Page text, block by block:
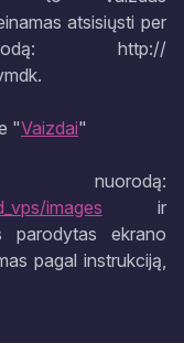
atsisiųsti per
http://
"Vaizdai"
images ir
parodytas ekrano
pagal instrukciją,